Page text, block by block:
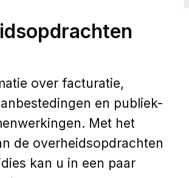
over facturatie,
en publiek-
Met het
de overheidsopdrachten
kan u in een paar